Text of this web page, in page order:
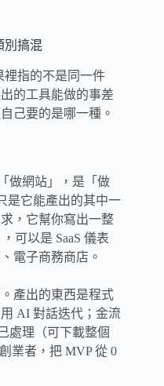
別搞混
裡指的不是同一件
的工具能做的事差
己要的是哪一種。
做網站」，是「做
是它能產出的其中一
，它幫你寫出一整
可以是 SaaS 儀表
電子商務商店。
產出的東西是程式
AI 對話迭代；金流
處理（可下載整個
業者，把 MVP 從 0